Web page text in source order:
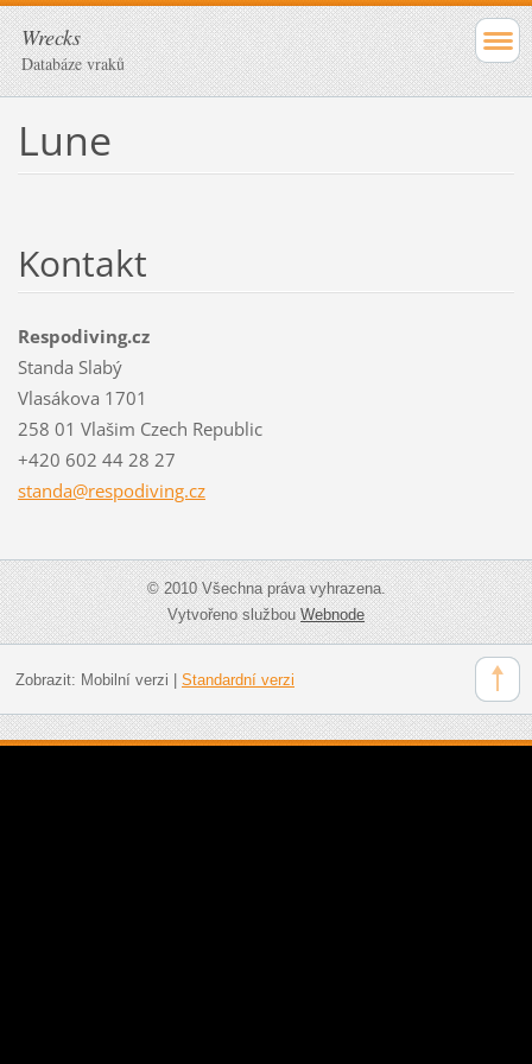
Wrecks
Databáze vraků
Lune
Kontakt
Respodiving.cz
Standa Slabý
Vlasákova 1701
258 01 Vlašim Czech Republic
+420 602 44 28 27
standa@respodiving.cz
© 2010 Všechna práva vyhrazena.
Vytvořeno službouWebnode
Zobrazit: Mobilní verzi Standardní verzi